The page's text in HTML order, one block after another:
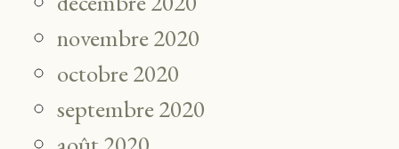
novembre 2020
octobre 2020
septembre 2020